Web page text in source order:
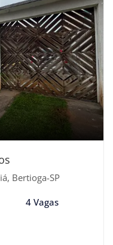
Bertioga-SP
4 Vagas